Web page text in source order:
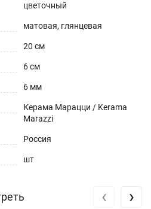
цветочный
матовая, глянцевая
20 см
6 см
6 мм
Керама Марацци / Kerama
Marazzi
Россия
шт
‹ ›